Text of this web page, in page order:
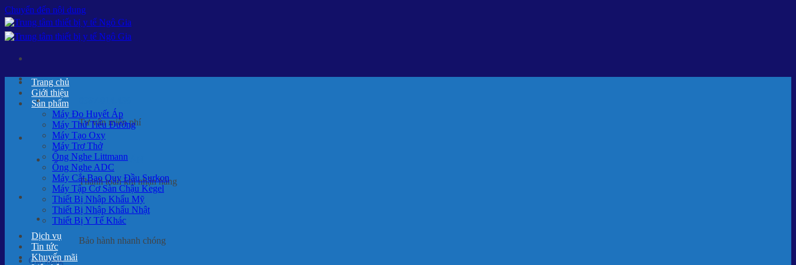
Chuyển đến nội dung
Tư vấn miễn phí
THANH TOÁN
Thanh toán khi nhận hàng
BẢO HÀNH
Bảo hành nhanh chóng
Giỏ hàng
Trang chủ
Giới thiệu
Sản phẩm
Máy Đo Huyết Áp
Máy Thử Tiểu Đường
Máy Tạo Oxy
Máy Trợ Thở
Ống Nghe Littmann
Ống Nghe ADC
Máy Cắt Bao Quy Đầu Surkon
Máy Tập Cơ Sàn Chậu Kegel
Thiết Bị Nhập Khẩu Mỹ
Thiết Bị Nhập Khẩu Nhật
Thiết Bị Y Tế Khác
Dịch vụ
Tin tức
Khuyến mãi